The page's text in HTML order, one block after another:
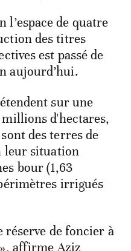
l’espace de quatre
des titres
est passé de
aujourd’hui.
sur une
d'hectares,
des terres de
leur situation
bour (1,63
irrigués
réserve de foncier à
affirme Aziz